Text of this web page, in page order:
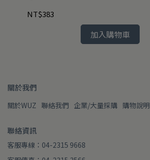
NT$383
加入購物車
關於我們
關於WUZ 聯絡我們 企業/大量採購 購物說明
聯絡資訊
客服專線：04-2315 9668